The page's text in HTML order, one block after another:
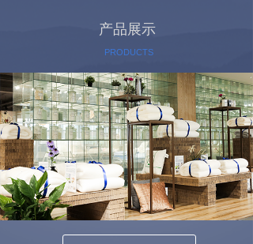
产品展示
PRODUCTS